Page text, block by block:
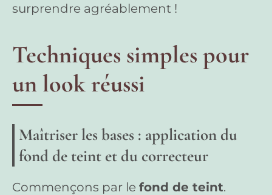
surprendre agréablement !
Techniques simples pour
un look réussi
Maîtriser les bases : application du
fond de teint et du correcteur
Commençons par le fond de teint.